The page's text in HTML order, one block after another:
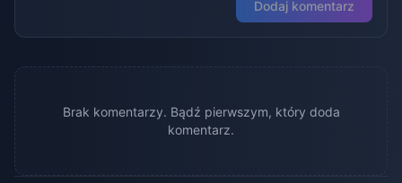
Dodaj komentarz
Brak komentarzy. Bądź pierwszym, który doda
komentarz.